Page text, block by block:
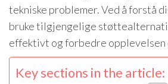
tekniske problemer. Ved å forstå
bruke tilgjengelige
effektivt og forbedre opplevelsen
Key sections in the article: